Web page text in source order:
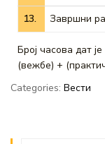
13.
Завршни
Број часова дат
(вежбе) +
Categories: Вести